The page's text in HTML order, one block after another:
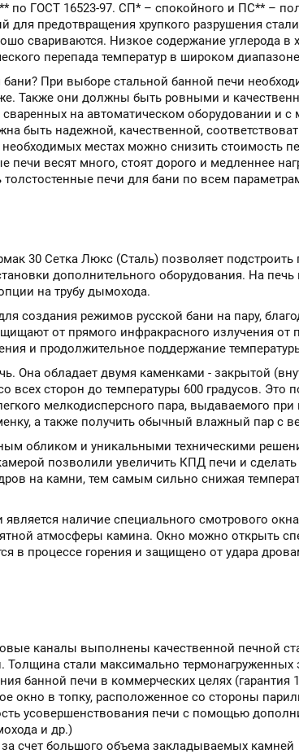
по ГОСТ 16523-97. СП* – спокойного и ПС** –
для предотвращения хрупкого разрушения
свариваются. Низкое содержание углерода в
перепада температур в широком
При выборе стальной банной печи
Также они должны быть ровными и
сваренных на автоматическом оборудовании
быть надежной, качественной,
местах можно снизить стоимость
печи весят много, стоят дорого и медленнее
толстостенные печи для бани по всем
30 Сетка Люкс (Сталь) позволяет
дополнительного оборудования. На
на трубу дымохода.
создания режимов русской бани на пару,
от прямого инфракрасного излучения
и продолжительное поддержание
Она обладает двумя каменками - закрытой
всех сторон до температуры 600 градусов.
мелкодисперсного пара, выдаваемого
а также получить обычный влажный пар с
обликом и уникальными техническими
позволили увеличить КПД печи и
на камни, тем самым сильно снижая
наличие специального смотрового
атмосферы камина. Окно можно открыть
в процессе горения и защищено от удара
каналы выполнены качественной печной
Толщина стали максимально термонагруженных
банной печи в коммерческих целях (гарантия
окно в топку, расположенное со стороны
усовершенствования печи с помощью
и др.)
за счет большого объема закладываемых камней